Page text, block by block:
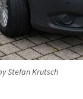
Stefan Krutsch